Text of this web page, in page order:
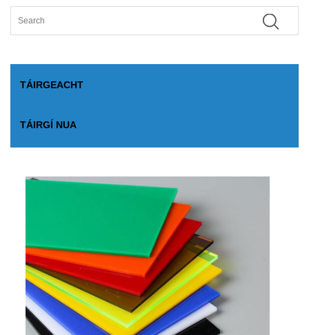
TÁIRGEACHT
TÁIRGÍ NUA